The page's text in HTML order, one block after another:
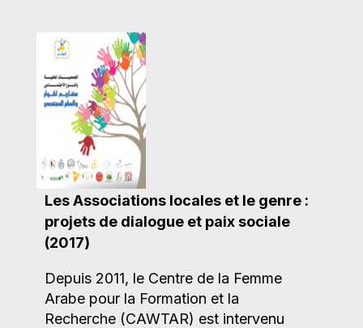
Les Associations locales et le genre :
projets de dialogue et paix sociale
(2017)
Depuis 2011, le Centre de la Femme
Arabe pour la Formation et la
Recherche (CAWTAR) est intervenu